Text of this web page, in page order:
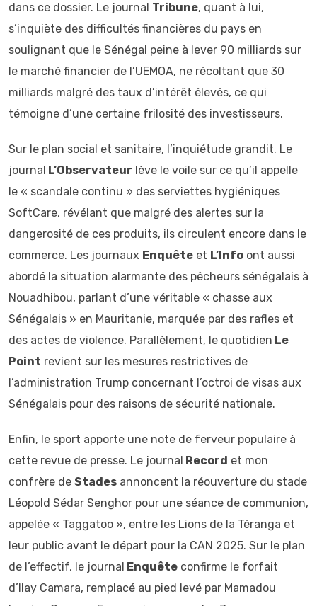
dans ce dossier. Le journal Tribune, quant à lui,
s’inquiète des difficultés financières du pays en
soulignant que le Sénégal peine à lever 90 milliards sur
le marché financier de l’UEMOA, ne récoltant que 30
milliards malgré des taux d’intérêt élevés, ce qui
témoigne d’une certaine frilosité des investisseurs.
Sur le plan social et sanitaire, l’inquiétude grandit. Le
journal L’Observateur lève le voile sur ce qu’il appelle
le « scandale continu » des serviettes hygiéniques
SoftCare, révélant que malgré des alertes sur la
dangerosité de ces produits, ils circulent encore dans le
commerce. Les journaux Enquête et L’Info ont aussi
abordé la situation alarmante des pêcheurs sénégalais à
Nouadhibou, parlant d’une véritable « chasse aux
Sénégalais » en Mauritanie, marquée par des rafles et
des actes de violence. Parallèlement, le quotidien Le
Point revient sur les mesures restrictives de
l’administration Trump concernant l’octroi de visas aux
Sénégalais pour des raisons de sécurité nationale.
Enfin, le sport apporte une note de ferveur populaire à
cette revue de presse. Le journal Record et mon
confrère de Stades annoncent la réouverture du stade
Léopold Sédar Senghor pour une séance de communion,
appelée « Taggatoo », entre les Lions de la Téranga et
leur public avant le départ pour la CAN 2025. Sur le plan
de l’effectif, le journal Enquête confirme le forfait
d’Ilay Camara, remplacé au pied levé par Mamadou